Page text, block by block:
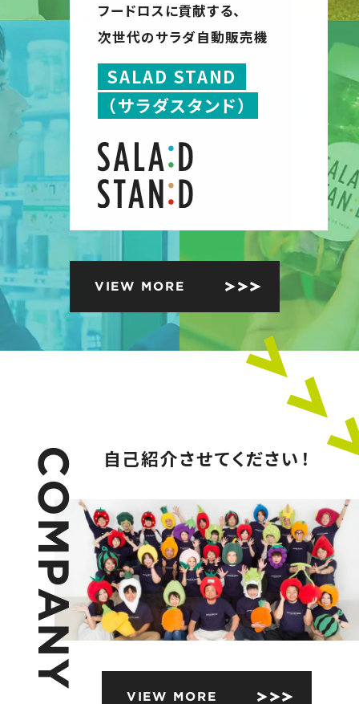
フードロスに貢献する、
次世代のサラダ自動販売機
SALAD STAND
（サラダスタンド）
VIEW MORE
C
O
M
P
A
N
Y
自己紹介させてください！
VIEW MORE